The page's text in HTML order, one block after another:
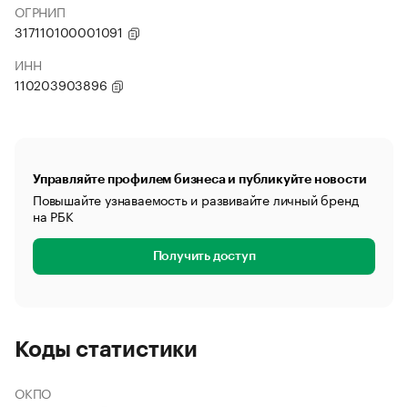
ОГРНИП
317110100001091
ИНН
110203903896
Управляйте профилем бизнеса и публикуйте новости
Повышайте узнаваемость и развивайте личный бренд
на РБК
Получить доступ
Коды статистики
ОКПО